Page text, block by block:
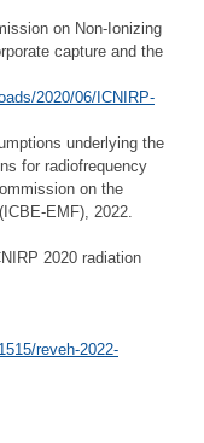
on Non-Ionizing
capture and the
2020/06/ICNIRP-
underlying the
for radiofrequency
on the
EMF), 2022.
2020 radiation
reveh-2022-